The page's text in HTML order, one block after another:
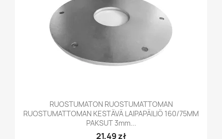
RUOSTUMATON RUOSTUMATTOMAN
RUOSTUMATTOMAN KESTÄVÄ LAIPAPÄILIÖ 160/75MM
PAKSUT 3mm...
21,49 zł